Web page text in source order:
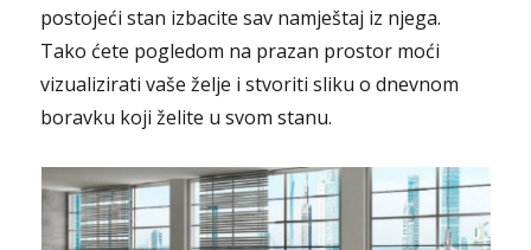
postojeći stan izbacite sav namještaj iz njega.
Tako ćete pogledom na prazan prostor moći
vizualizirati vaše želje i stvoriti sliku o dnevnom
boravku koji želite u svom stanu.